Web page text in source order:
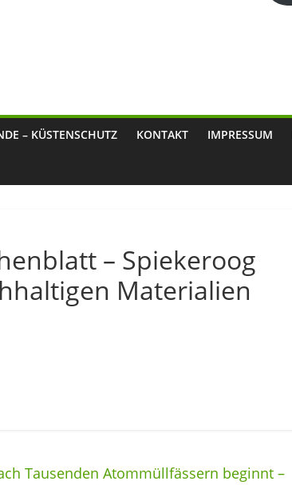
– KÜSTENSCHUTZ KONTAKT IMPRESSUM
– Spiekeroog
Materialien
Tausenden Atommüllfässern beginnt –